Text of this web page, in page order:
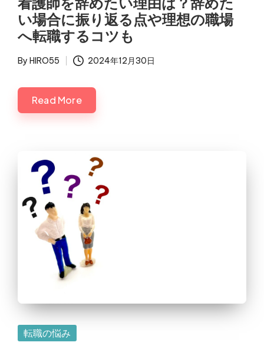
い場合に振り返る点や理想の職場
へ転職するコツも
Posted
By HIRO55 2024年12月30日
Read More
Posted
転職の悩み